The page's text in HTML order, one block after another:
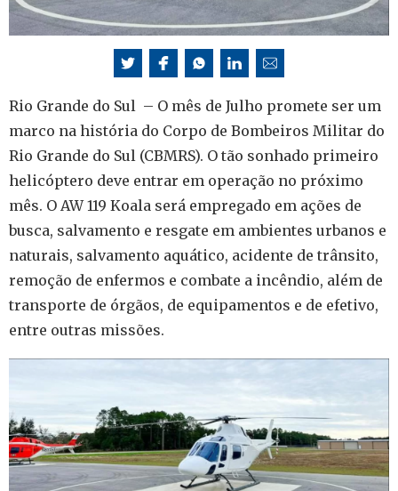
Rio Grande do Sul – O mês de Julho promete ser um
marco na história do Corpo de Bombeiros Militar do
Rio Grande do Sul (CBMRS). O tão sonhado primeiro
helicóptero deve entrar em operação no próximo
mês. O AW 119 Koala será empregado em ações de
busca, salvamento e resgate em ambientes urbanos e
naturais, salvamento aquático, acidente de trânsito,
remoção de enfermos e combate a incêndio, além de
transporte de órgãos, de equipamentos e de efetivo,
entre outras missões.